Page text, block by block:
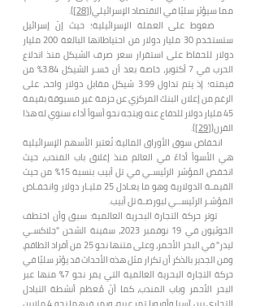
مما سيؤثر سلبًا في الاقتصاد الإسرائيلي([28]
).
ضغوط على العملة الإسرائيلية؛ حيث إنّ إسرائيل
ستستخدم 30 مليار دولار من احتياطاتها البالغة 200 مليار
دولار للحفاظ على استقرار سعر صرف الشيكل منذ اندلاع
الحرب في 7 أكتوبر، خاصة بعد أن خسـر الشيكل 3.84% من
قيمته؛ إذ يتم تداول 3.99 شيكل مقابل دولار واحد، على
الرغم من إعلان البنك المركزي عن حزمة غير مسبوقة بقيمة
45 مليار دولار للدفاع عنه ويتجه نحو أسوأ أداء سنوي له هذا
القرن([29]
).
انخفاض سوق الأوراق المالية: تُعتبر الأسهم الإسرائيلية
هي الأسوأ أداءً في العالم منذ إغلاق باب المندب، حيث
انخفض المؤشر الرئيسـي في تل أبيب بنسبة 15% من حيث
القيمـة الدولارية وهو ما يعـادل 25 مليـار دولار وانخفـاض
المؤشـر الرئيســي لبورصـة تل أبيب.
توتر حركة التجارة البحرية العالمية: سبق وأن اختطف
الحوثيون في 19 نوفمبر 2023، سفينة الشحن "جلاكسـي
ليدر" في البحر الأحمر، وعلى متنها نحو 25 من أفراد الطاقم،
ومن الجدير بالذكر أن تكرار مثل هذه الأحداث قد يؤثر سلبًا في
حركة التجارة البحرية العالمية التي يمر نحو 7% منها عبر
البحر الأحمر وباب المندب، كما أنّ مُعظم أنشطة التبادل